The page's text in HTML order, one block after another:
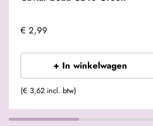
€ 2,99
+ In winkelwagen
(€ 3,62 incl. btw)